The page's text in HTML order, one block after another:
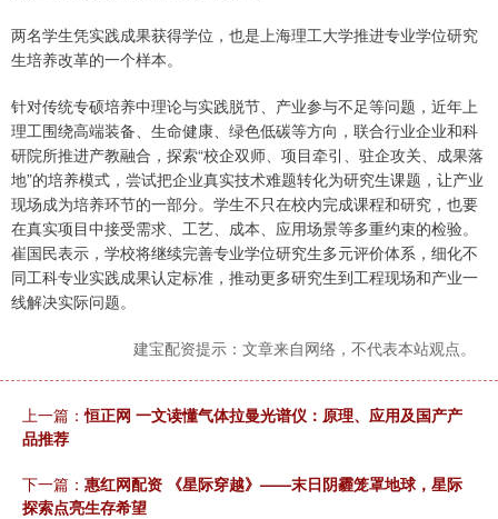
两名学生凭实践成果获得学位，也是上海理工大学推进专业学位研究
生培养改革的一个样本。
针对传统专硕培养中理论与实践脱节、产业参与不足等问题，近年上
理工围绕高端装备、生命健康、绿色低碳等方向，联合行业企业和科
研院所推进产教融合，探索“校企双师、项目牵引、驻企攻关、成果落
地”的培养模式，尝试把企业真实技术难题转化为研究生课题，让产业
现场成为培养环节的一部分。学生不只在校内完成课程和研究，也要
在真实项目中接受需求、工艺、成本、应用场景等多重约束的检验。
崔国民表示，学校将继续完善专业学位研究生多元评价体系，细化不
同工科专业实践成果认定标准，推动更多研究生到工程现场和产业一
线解决实际问题。
建宝配资提示：文章来自网络，不代表本站观点。
上一篇：恒正网 一文读懂气体拉曼光谱仪：原理、应用及国产产
品推荐
下一篇： 惠红网配资 《星际穿越》——末日阴霾笼罩地球，星际
探索点亮生存希望